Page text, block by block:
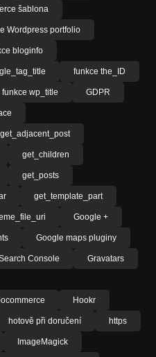
šablona
Wordpress portfolio
bloginfo
funkce the_ID
funkce wp_title GDPR
get_adjacent_post
get_children
get_posts
get_template_part
Google +
Google maps pluginy
Console Gravatars
Hookr
hotově při doručení https
ImageMagick